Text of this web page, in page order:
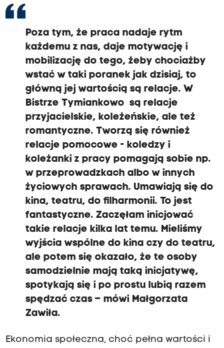
Poza tym, że praca nadaje rytm
każdemu z nas, daje motywację i
mobilizację do tego, żeby chociażby
wstać w taki poranek jak dzisiaj, to
główną jej wartością są relacje. W
Bistrze Tymiankowo są relacje
przyjacielskie, koleżeńskie, ale też
romantyczne. Tworzą się również
relacje pomocowe - koledzy i
koleżanki z pracy pomagają sobie np.
w przeprowadzkach albo w innych
życiowych sprawach. Umawiają się do
kina, teatru, do filharmonii. To jest
fantastyczne. Zaczęłam inicjować
takie relacje kilka lat temu. Mieliśmy
wyjścia wspólne do kina czy do teatru,
ale potem się okazało, że te osoby
samodzielnie mają taką inicjatywę,
spotykają się i po prostu lubią razem
spędzać czas – mówi Małgorzata
Zawiła.
Ekonomia społeczna, choć pełna wartości i